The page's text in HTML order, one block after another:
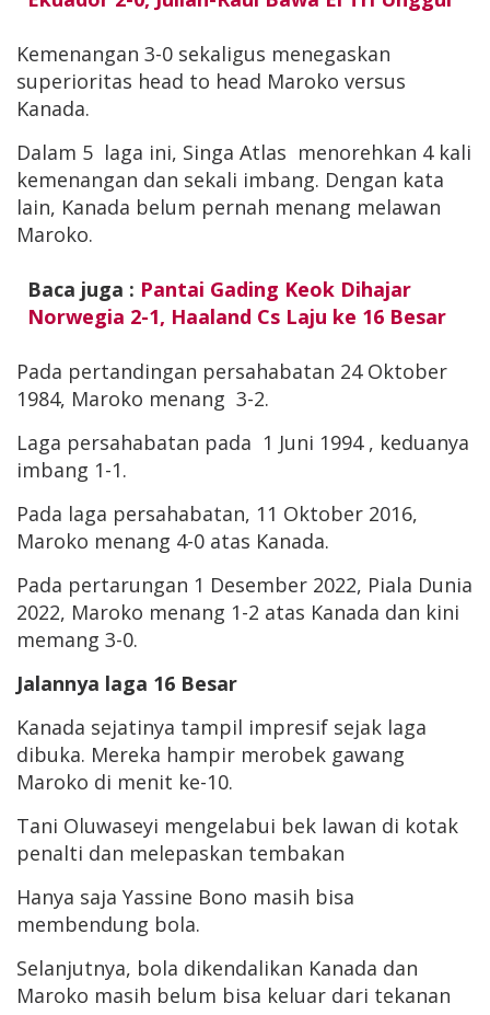
Kemenangan 3-0 sekaligus menegaskan
superioritas head to head Maroko versus
Kanada.
Dalam 5 laga ini, Singa Atlas menorehkan 4 kali
kemenangan dan sekali imbang. Dengan kata
lain, Kanada belum pernah menang melawan
Maroko.
Baca juga : Pantai Gading Keok Dihajar
Norwegia 2-1, Haaland Cs Laju ke 16 Besar
Pada pertandingan persahabatan 24 Oktober
1984, Maroko menang 3-2.
Laga persahabatan pada 1 Juni 1994 , keduanya
imbang 1-1.
Pada laga persahabatan, 11 Oktober 2016,
Maroko menang 4-0 atas Kanada.
Pada pertarungan 1 Desember 2022, Piala Dunia
2022, Maroko menang 1-2 atas Kanada dan kini
memang 3-0.
Jalannya laga 16 Besar
Kanada sejatinya tampil impresif sejak laga
dibuka. Mereka hampir merobek gawang
Maroko di menit ke-10.
Tani Oluwaseyi mengelabui bek lawan di kotak
penalti dan melepaskan tembakan
Hanya saja Yassine Bono masih bisa
membendung bola.
Selanjutnya, bola dikendalikan Kanada dan
Maroko masih belum bisa keluar dari tekanan